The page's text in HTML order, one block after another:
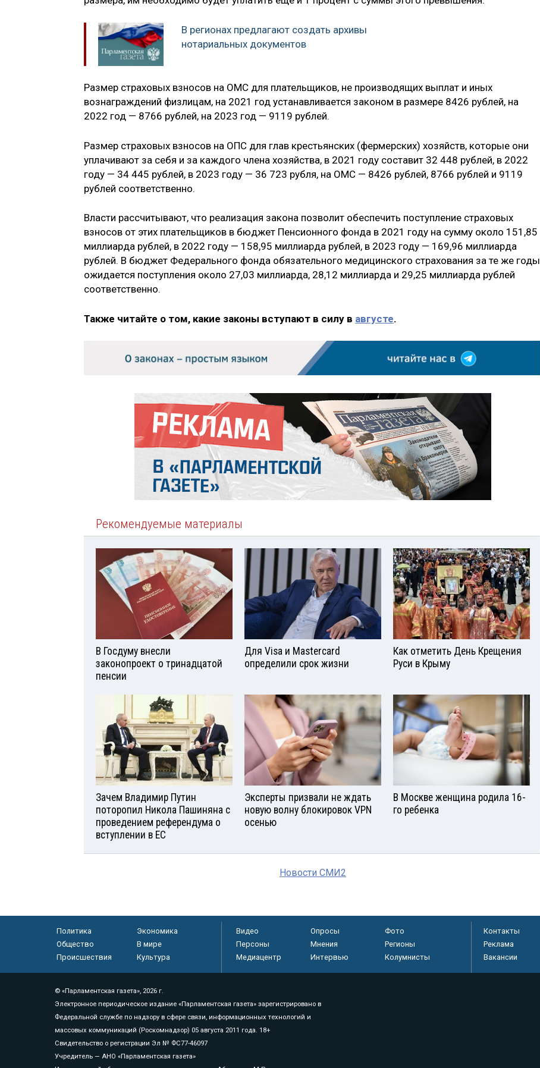
В регионах предлагают создать архивы
нотариальных документов
Размер страховых взносов на ОМС для плательщиков, не производящих выплат и иных
вознаграждений физлицам, на 2021 год устанавливается законом в размере 8426 рублей, на
2022 год — 8766 рублей, на 2023 год — 9119 рублей.
Размер страховых взносов на ОПС для глав крестьянских (фермерских) хозяйств, которые они
уплачивают за себя и за каждого члена хозяйства, в 2021 году составит 32 448 рублей, в 2022
году — 34 445 рублей, в 2023 году — 36 723 рубля, на ОМС — 8426 рублей, 8766 рублей и 9119
рублей соответственно.
Власти рассчитывают, что реализация закона позволит обеспечить поступление страховых
взносов от этих плательщиков в бюджет Пенсионного фонда в 2021 году на сумму около 151,85
миллиарда рублей, в 2022 году — 158,95 миллиарда рублей, в 2023 году — 169,96 миллиарда
рублей. В бюджет Федерального фонда обязательного медицинского страхования за те же годы
ожидается поступления около 27,03 миллиарда, 28,12 миллиарда и 29,25 миллиарда рублей
соответственно.
Также читайте о том, какие законы вступают в силу в августе.
Рекомендуемые материалы
В Госдуму внесли
законопроект о тринадцатой
пенсии
Для Visа и Mastercard
определили срок жизни
Как отметить День Крещения
Руси в Крыму
Зачем Владимир Путин
поторопил Никола Пашиняна с
проведением референдума о
вступлении в ЕС
Эксперты призвали не ждать
новую волну блокировок VPN
осенью
В Москве женщина родила 16-
го ребенка
Новости СМИ2
Политика
Экономика
Общество
В мире
Происшествия
Культура
Видео Опросы
Фото
Персоны
Мнения
Регионы
Медиацентр
Интервью Колумнисты
Контакты
Реклама
Вакансии
© «Парламентская газета», 2026 г.
Электронное периодическое издание «Парламентская газета» зарегистрировано в
Федеральной службе по надзору в сфере связи, информационных технологий и
массовых коммуникаций (Роскомнадзор) 05 августа 2011 года. 18+
Свидетельство о регистрации Эл № ФС77-46097
Учредитель — АНО «Парламентская газета»